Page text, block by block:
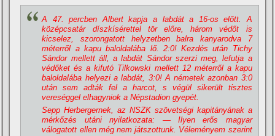
A 47. percben Albert kapja a labdát a 16-os előtt. A
középcsatár dí­szkí­sérettel tör előre, három védőt is
kicselez, szorongatott helyzetben balra kanyarodva 7
méterről a kapu baloldalába lő. 2:0! Kezdés után Tichy
Sándor mellett áll,a labdát Sándor szerzi meg, lefutja a
védőket és a kifutó Tilkowski mellett 12 méterről a kapu
baloldalába helyezi a labdát, 3:0! A németek azonban 3:0
után sem adták fel a harcot, s végül sikerült tisztes
vereséggel elhagyniok a Népstadion gyepét.
Sepp Herbergernek, az NSZK szövetségi kapitányának a
mérkőzés utáni nyilatkozata: — Ilyen erős magyar
válogatott ellen még nem játszottunk. Véleményem szerint